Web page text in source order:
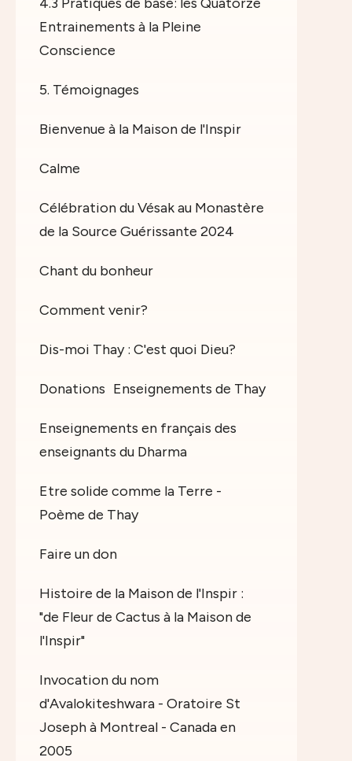
Entrainements à la Pleine
Conscience
5. Témoignages
Bienvenue à la Maison de l'Inspir
Calme
Célébration du Vésak au Monastère
de la Source Guérissante 2024
Chant du bonheur
Comment venir?
Dis-moi Thay : C'est quoi Dieu?
Donations Enseignements de Thay
Enseignements en français des
enseignants du Dharma
Etre solide comme la Terre -
Poème de Thay
Faire un don
Histoire de la Maison de l'Inspir :
"de Fleur de Cactus à la Maison de
l'Inspir"
Invocation du nom
d'Avalokiteshwara - Oratoire St
Joseph à Montreal - Canada en
2005